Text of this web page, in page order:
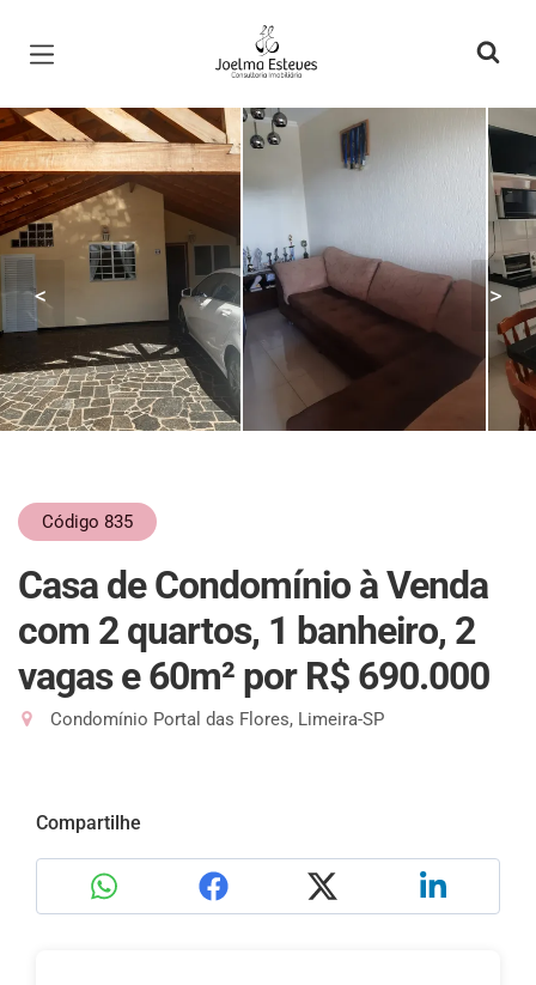
Página inicial
< >
Código 835
Casa de Condomínio à Venda
com 2 quartos, 1 banheiro, 2
vagas e 60m² por R$ 690.000
Condomínio Portal das Flores, Limeira-SP
Compartilhe